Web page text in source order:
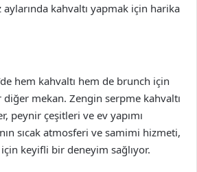
kahvaltı yapmak için harika
hem kahvaltı hem de brunch için
mekan. Zengin serpme kahvaltı
peynir çeşitleri ve ev yapımı
sıcak atmosferi ve samimi hizmeti,
keyifli bir deneyim sağlıyor.